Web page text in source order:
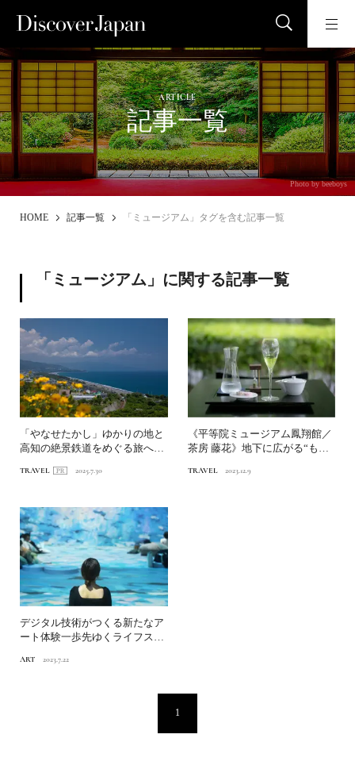
ARTICLE
記事一覧
Photo by beeboys
HOME 記事一覧 「ミュージアム」タグを含む記事一覧
「ミュージアム」に関する記事一覧
「やなせたかし」ゆかりの地と
高知の絶景鉄道をめぐる旅へ塩
TRAVEL 2025.7.30
《平等院ミュージアム鳳翔館／
茶房 藤花》地下に広がる“もう
TRAVEL 2023.12.9
デジタル技術がつくる新たなア
ート体験一歩先ゆくライフスタ
ART 2023.7.22
1